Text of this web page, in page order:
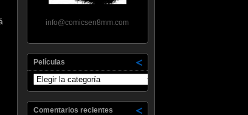
info@comicsen8mm.com
Películas
Películas
Comentarios recientes